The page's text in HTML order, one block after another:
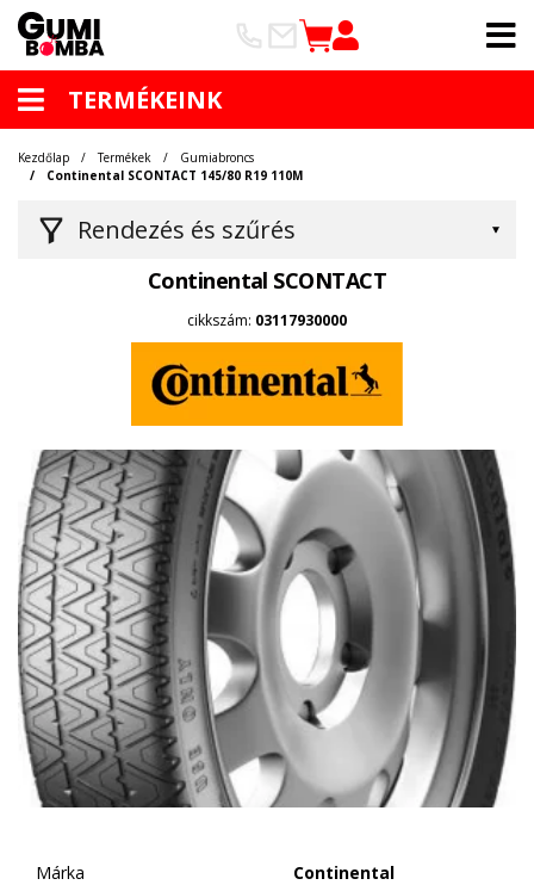
TERMÉKEINK
Rendezés és szűrés
Kezdőlap Termékek
Gumiabroncs
Continental SCONTACT 145/80 R19 110M
Continental SCONTACT
cikkszám: 03117930000
Márka
Continental